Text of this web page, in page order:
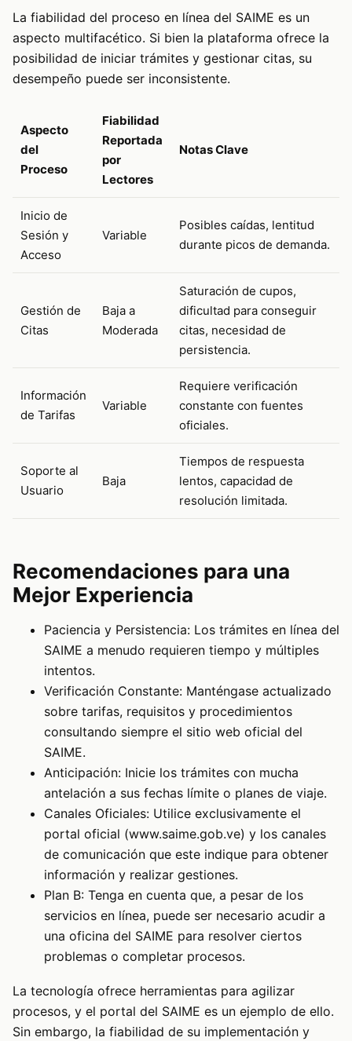
La fiabilidad del proceso en línea del SAIME es un
aspecto multifacético. Si bien la plataforma ofrece la
posibilidad de iniciar trámites y gestionar citas, su
desempeño puede ser inconsistente.
Aspecto
del
Proceso
Fiabilidad
Reportada
por
Lectores
Notas Clave
Inicio de
Sesión y
Acceso
Variable
Posibles caídas, lentitud
durante picos de demanda.
Gestión de
Citas
Baja a
Moderada
Saturación de cupos,
dificultad para conseguir
citas, necesidad de
persistencia.
Información
de Tarifas
Variable
Requiere verificación
constante con fuentes
oficiales.
Soporte al
Usuario
Baja
Tiempos de respuesta
lentos, capacidad de
resolución limitada.
Recomendaciones para una
Mejor Experiencia
Paciencia y Persistencia: Los trámites en línea del
SAIME a menudo requieren tiempo y múltiples
intentos.
Verificación Constante: Manténgase actualizado
sobre tarifas, requisitos y procedimientos
consultando siempre el sitio web oficial del
SAIME.
Anticipación: Inicie los trámites con mucha
antelación a sus fechas límite o planes de viaje.
Canales Oficiales: Utilice exclusivamente el
portal oficial (www.saime.gob.ve) y los canales
de comunicación que este indique para obtener
información y realizar gestiones.
Plan B: Tenga en cuenta que, a pesar de los
servicios en línea, puede ser necesario acudir a
una oficina del SAIME para resolver ciertos
problemas o completar procesos.
La tecnología ofrece herramientas para agilizar
procesos, y el portal del SAIME es un ejemplo de ello.
Sin embargo, la fiabilidad de su implementación y